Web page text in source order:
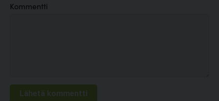
Kommentti